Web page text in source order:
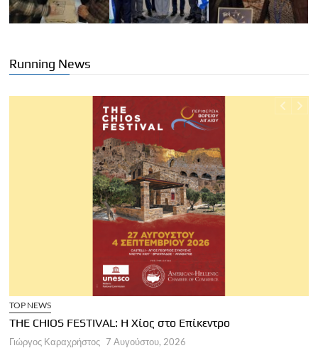
Running News
TOP NEWS
THE CHIOS FESTIVAL: Η Χίος στο Επίκεντρο
Γιώργος Καραχρήστος 7 Αυγούστου, 2026